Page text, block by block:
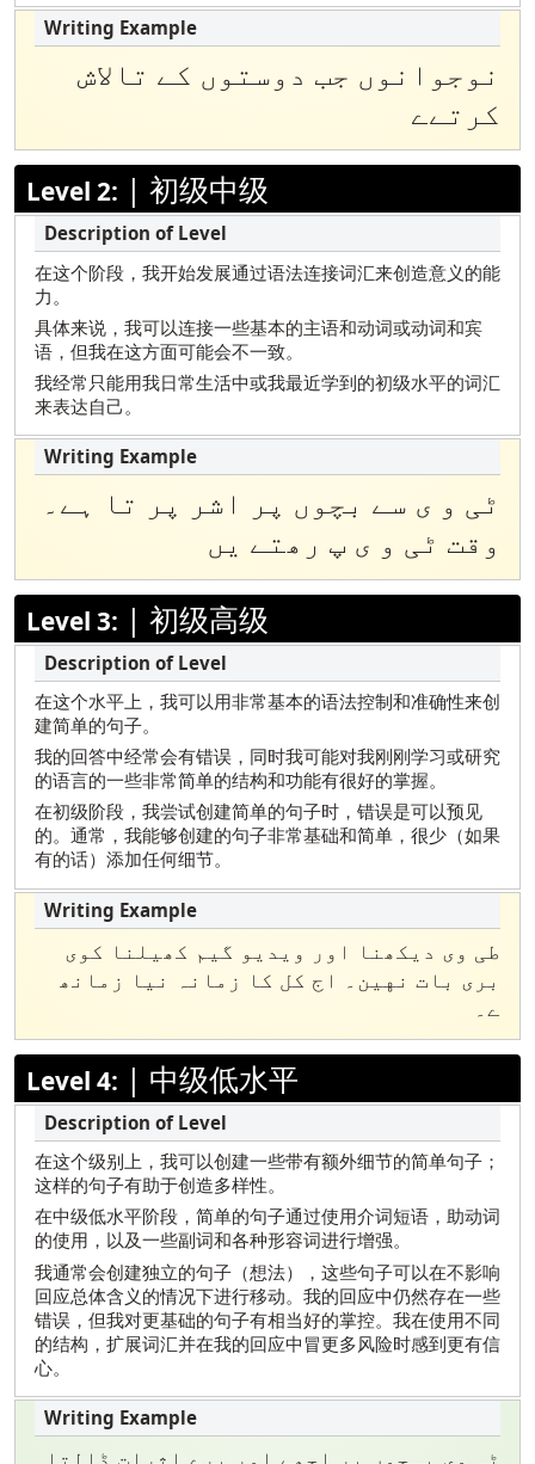
马绍尔语
波兰语
俄罗斯
萨摩亚语
索马里Maay Maay
索马里 Maxaa
西班牙语
泰米尔
泰卢固语
土耳其
乌都
越南语
نوجوانوں جب دوستوں کے تالاش
کرتےے
Level 2: | 初级中级
在这个阶段，我开始发展通过语法连接词汇来创造意义的能
力。
具体来说，我可以连接一些基本的主语和动词或动词和宾
语，但我在这方面可能会不一致。
我经常只能用我日常生活中或我最近学到的初级水平的词汇
来表达自己。
ٹی و ی سے بچوں پر اشر پر تا ہے۔
وقت ٹی و ى پ رھتے یں
Level 3: | 初级高级
在这个水平上，我可以用非常基本的语法控制和准确性来创
建简单的句子。
我的回答中经常会有错误，同时我可能对我刚刚学习或研究
的语言的一些非常简单的结构和功能有很好的掌握。
在初级阶段，我尝试创建简单的句子时，错误是可以预见
的。通常，我能够创建的句子非常基础和简单，很少（如果
有的话）添加任何细节。
طی وی دیکھنا اور ویدیو گیم کھیلنا کوی
بری بات نهین۔ اج کل کا زمانہ نیا زمانھ
ے۔
Level 4: | 中级低水平
在这个级别上，我可以创建一些带有额外细节的简单句子；
这样的句子有助于创造多样性。
在中级低水平阶段，简单的句子通过使用介词短语，助动词
的使用，以及一些副词和各种形容词进行增强。
我通常会创建独立的句子（想法），这些句子可以在不影响
回应总体含义的情况下进行移动。我的回应中仍然存在一些
错误，但我对更基础的句子有相当好的掌控。我在使用不同
的结构，扩展词汇并在我的回应中冒更多风险时感到更有信
心。
ٹی وی بـچو‍ں پر اچھے اور برے اثرات ڈالتا